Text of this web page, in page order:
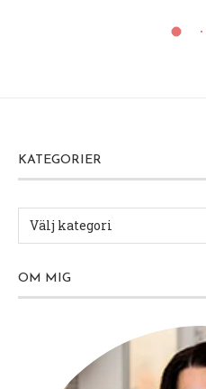
KATEGORIER
OM MIG